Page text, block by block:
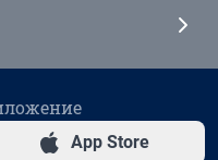
App Store